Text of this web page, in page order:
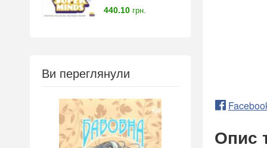
440.10 грн.
Ви переглянули
Опис